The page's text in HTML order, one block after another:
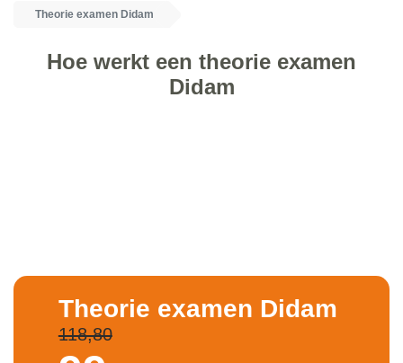
Theorie examen Didam
Hoe werkt een theorie examen
Didam
Theorie examen Didam
118,80